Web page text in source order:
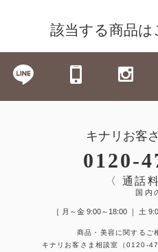
該当する商品は
キナリお客
0120-
〈 通話
国内
［ 月～金 9:00～18:00 ｜ 土
商品・美容に関するご
キナリお客さま相談室
（0120-